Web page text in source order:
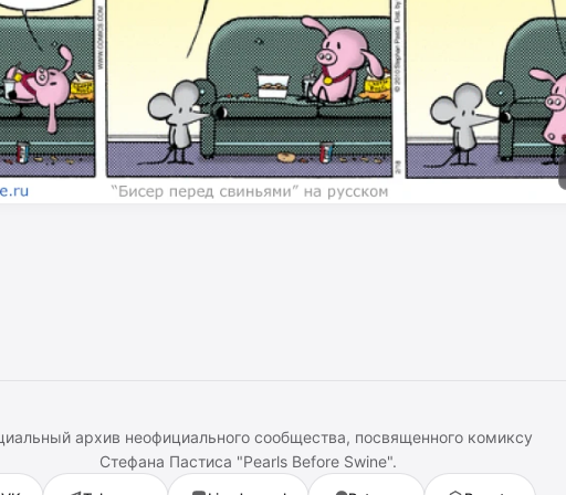
архив неофициального сообщества, посвященного комиксу
Стефана Пастиса "Pearls Before Swine".